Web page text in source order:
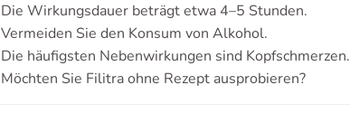
Die Wirkungsdauer beträgt etwa 4–5 Stunden.
Vermeiden Sie den Konsum von Alkohol.
Die häufigsten Nebenwirkungen sind Kopfschmerzen.
Möchten Sie Filitra ohne Rezept ausprobieren?